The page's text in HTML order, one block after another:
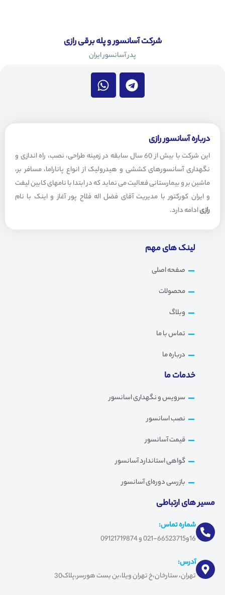
شرکت آسانسور و پله برقی رازی
پدر آسانسور ایران
T
e
l
g
a
m
W
h
a
s
p
p
درباره آسانسور رازی
این شرکت با بیش از 60 سال سابقه در زمینه طراحی، نصب، راه اندازی و
نگهداری آسانسورهای کششی و هیدرولیک از انواع پاناراما، مسافر بر،
ماشین بر و بیمارستانی فعالیت می نماید که در ابتدا با نامهای کابین لیفت
و ایران کورکتور با مدیریت آقای فضل اله فلاح پور آغاز و اینک با نام
رازیادامه دارد.
لینک های مهم
صفحه اصلی
محصولات
وبلاگ
تماس با ما
درباره ما
خدمات ما
سرویس و نگهداری اسانسور
نصب اسانسور
قیمت آسانسور
گواهی استاندارد آسانسور
بازرسی دوره‌ای آسانسور
مسیر های ارتباطی
شماره تماس:
16و66523715-021 و 09121719874
آدرس:
تهران، ستارخان،خ تهران ویلا،بن بست هورسر،پلاک30